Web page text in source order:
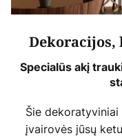
Specialūs akį
Šie
įvairovės jūsų